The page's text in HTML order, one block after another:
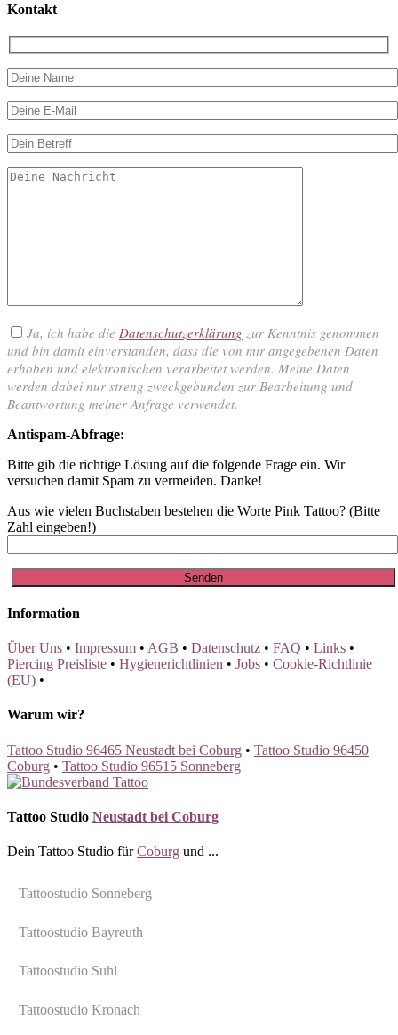
Kontakt
Ja, ich habe die Datenschutzerklärung zur Kenntnis genommen
und bin damit einverstanden, dass die von mir angegebenen Daten
erhoben und elektronischen verarbeitet werden. Meine Daten
werden dabei nur streng zweckgebunden zur Bearbeitung und
Beantwortung meiner Anfrage verwendet.
Antispam-Abfrage:
Bitte gib die richtige Lösung auf die folgende Frage ein. Wir
versuchen damit Spam zu vermeiden. Danke!
Aus wie vielen Buchstaben bestehen die Worte Pink Tattoo? (Bitte
Zahl eingeben!)
Information
Über Uns • Impressum • AGB • Datenschutz • FAQ • Links •
Piercing Preisliste • Hygienerichtlinien • Jobs • Cookie-Richtlinie
(EU) •
Warum wir?
Tattoo Studio 96465 Neustadt bei Coburg • Tattoo Studio 96450
Coburg • Tattoo Studio 96515 Sonneberg
Tattoo Studio Neustadt bei Coburg
Dein Tattoo Studio fürCoburg und ...
Tattoostudio Sonneberg
Tattoostudio Bayreuth
Tattoostudio Suhl
Tattoostudio Kronach